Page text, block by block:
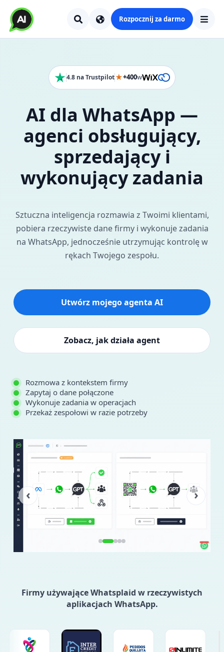
Rozpocznij za darmo
4.8 na Trustpilot★+400w
AI dla WhatsApp —
agenci obsługujący,
sprzedający i
wykonujący zadania
Sztuczna inteligencja rozmawia z Twoimi klientami,
pobiera rzeczywiste dane firmy i wykonuje zadania
na WhatsApp, jednocześnie utrzymując kontrolę w
rękach Twojego zespołu.
Utwórz mojego agenta AI
Zobacz, jak działa agent
Rozmowa z kontekstem firmy
Zapytaj o dane połączone
Wykonuje zadania w operacjach
Przekaż zespołowi w razie potrzeby
‹ ›
Firmy używające Whatsplaid w rzeczywistych
aplikacjach WhatsApp.